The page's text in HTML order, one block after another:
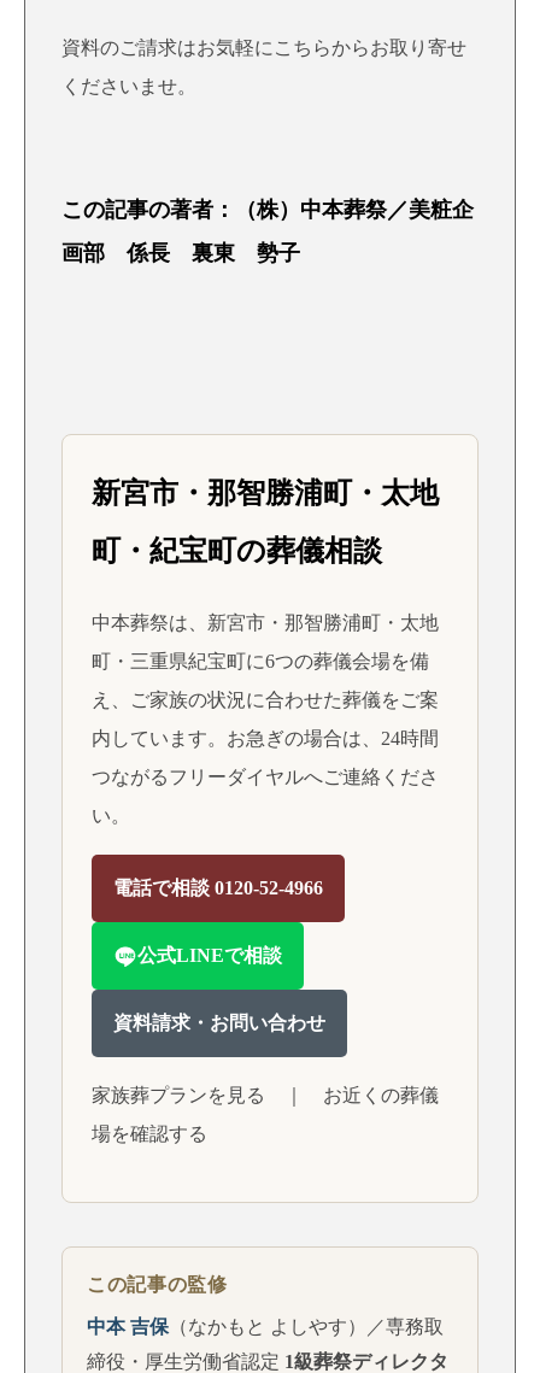
資料のご請求はお気軽にこちらからお取り寄せ
くださいませ。
この記事の著者：（株）中本葬祭／美粧企
画部 係長 裏東 勢子
新宮市・那智勝浦町・太地
町・紀宝町の葬儀相談
中本葬祭は、新宮市・那智勝浦町・太地
町・三重県紀宝町に6つの葬儀会場を備
え、ご家族の状況に合わせた葬儀をご案
内しています。お急ぎの場合は、24時間
つながるフリーダイヤルへご連絡くださ
い。
電話で相談 0120-52-4966
公式LINEで相談
資料請求・お問い合わせ
家族葬プランを見る
お近くの葬儀
場を確認する
この記事の監修
中本 吉保 （なかもと よしやす）／専務取
締役・厚生労働省認定 1級葬祭ディレクタ